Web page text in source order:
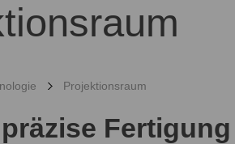
Projektionsraum